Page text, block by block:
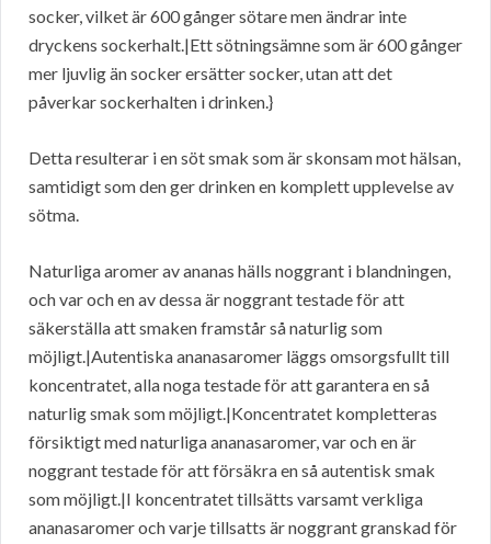
socker, vilket är 600 gånger sötare men ändrar inte
dryckens sockerhalt.|Ett sötningsämne som är 600 gånger
mer ljuvlig än socker ersätter socker, utan att det
påverkar sockerhalten i drinken.}
Detta resulterar i en söt smak som är skonsam mot hälsan,
samtidigt som den ger drinken en komplett upplevelse av
sötma.
Naturliga aromer av ananas hälls noggrant i blandningen,
och var och en av dessa är noggrant testade för att
säkerställa att smaken framstår så naturlig som
möjligt.|Autentiska ananasaromer läggs omsorgsfullt till
koncentratet, alla noga testade för att garantera en så
naturlig smak som möjligt.|Koncentratet kompletteras
försiktigt med naturliga ananasaromer, var och en är
noggrant testade för att försäkra en så autentisk smak
som möjligt.|I koncentratet tillsätts varsamt verkliga
ananasaromer och varje tillsatts är noggrant granskad för